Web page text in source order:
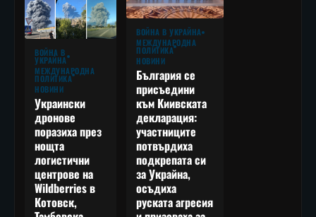
ВОЙНА В
УКРАЙНА
МЕЖДУНАРОДНА
ПОЛИТИКА
НОВИНИ
Украински
дронове
поразиха през
нощта
логистични
центрове на
Wildberries в
Котовск,
ВОЙНА В УКРАЙНА
МЕЖДУНАРОДНА
ПОЛИТИКА
НОВИНИ
България се
присъедини
към Киивската
декларация:
участниците
потвърдиха
подкрепата си
за Украйна,
осъдиха
руската агресия